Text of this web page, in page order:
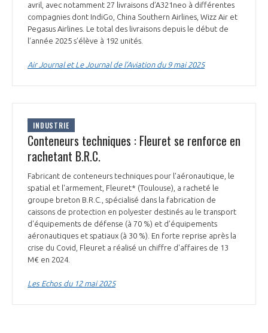
avril, avec notamment 27 livraisons d’A321neo à différentes
compagnies dont IndiGo, China Southern Airlines, Wizz Air et
Pegasus Airlines. Le total des livraisons depuis le début de
l’année 2025 s’élève à 192 unités.
Air Journal et Le Journal de l’Aviation du 9 mai 2025
INDUSTRIE
Conteneurs techniques : Fleuret se renforce en
rachetant B.R.C.
Fabricant de conteneurs techniques pour l'aéronautique, le
spatial et l'armement, Fleuret* (Toulouse), a racheté le
groupe breton B.R.C., spécialisé dans la fabrication de
caissons de protection en polyester destinés au le transport
d'équipements de défense (à 70 %) et d’équipements
aéronautiques et spatiaux (à 30 %). En forte reprise après la
crise du Covid, Fleuret a réalisé un chiffre d'affaires de 13
M€ en 2024.
Les Echos du 12 mai 2025